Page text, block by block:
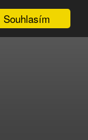
Souhlasím